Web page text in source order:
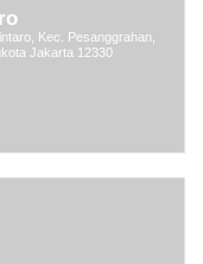
Kec. Pesanggrahan,
Jakarta 12330